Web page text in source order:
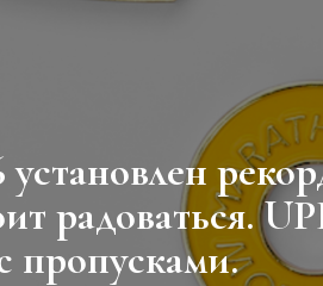
радоваться.
пропусками.